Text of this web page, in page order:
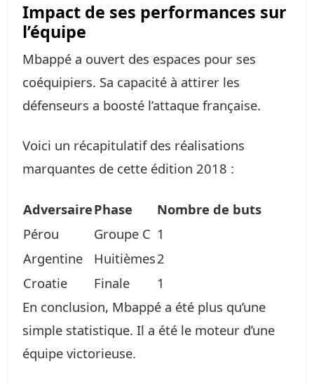
Impact de ses performances sur
l’équipe
Mbappé a ouvert des espaces pour ses
coéquipiers. Sa capacité à attirer les
défenseurs a boosté l’attaque française.
Voici un récapitulatif des réalisations
marquantes de cette édition 2018 :
AdversairePhase
Nombre de buts
Pérou
Groupe C 1
Argentine
Huitièmes2
Croatie
Finale
1
En conclusion, Mbappé a été plus qu’une
simple statistique. Il a été le moteur d’une
équipe victorieuse.